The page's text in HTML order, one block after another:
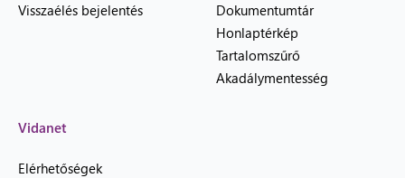
Visszaélés bejelentés
Dokumentumtár
Honlaptérkép
Tartalomszűrő
Akadálymentesség
Vidanet
Elérhetőségek